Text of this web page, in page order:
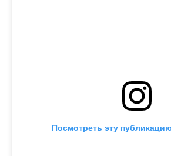
Посмотреть эту